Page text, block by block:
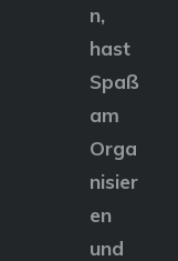
n,
hast
Spaß
am
Orga
nisier
en
und